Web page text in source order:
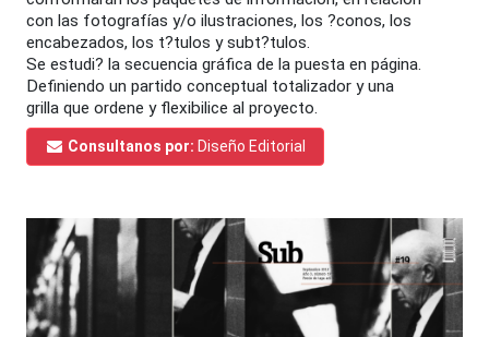
con las fotografías y/o ilustraciones, los ?conos, los
encabezados, los t?tulos y subt?tulos.
Se estudi? la secuencia gráfica de la puesta en página.
Definiendo un partido conceptual totalizador y una
grilla que ordene y flexibilice al proyecto.
Consultanos por: Diseño Editorial